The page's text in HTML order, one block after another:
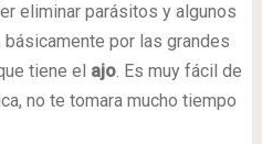
eliminar parásitos y algunos
por las grandes
tiene el ajo. Es muy fácil de
no te tomara mucho tiempo